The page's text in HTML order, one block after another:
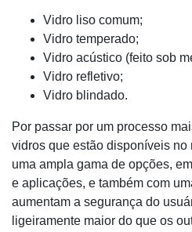
Vidro liso comum;
Vidro temperado;
Vidro acústico (feito sob
Vidro refletivo;
Vidro blindado.
Por passar por um processo
vidros que estão disponíveis no
uma ampla gama de opções,
e aplicações, e também com
aumentam a segurança do
ligeiramente maior do que os